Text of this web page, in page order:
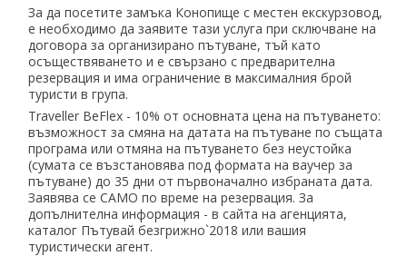
За да посетите замъка Конопище с местен екскурзовод,
е необходимо да заявите тази услуга при сключване на
договора за организирано пътуване, тъй като
осъществяването и е свързано с предварителна
резервация и има ограничение в максималния брой
туристи в група.
Traveller BeFlex - 10% от основната цена на пътуването:
възможност за смяна на датата на пътуване по същата
програма или отмяна на пътуването без неустойка
(сумата се възстановява под формата на ваучер за
пътуване) до 35 дни от първоначално избраната дата.
Заявява се САМО по време на резервация. За
допълнителна информация - в сайта на агенцията,
каталог Пътувай безгрижно`2018 или вашия
туристически агент.